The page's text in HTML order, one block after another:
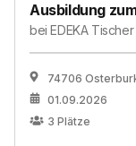
Ausbildung
beiEDEKA Tischer
74706
01.09.2026
3 Plätze